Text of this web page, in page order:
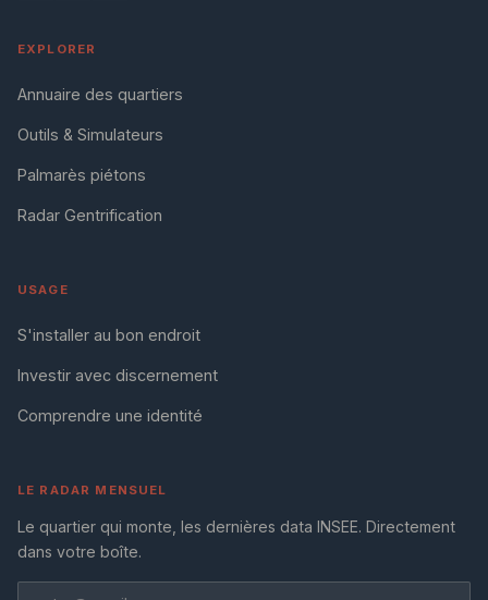
EXPLORER
Annuaire des quartiers
Outils & Simulateurs
Palmarès piétons
Radar Gentrification
USAGE
S'installer au bon endroit
Investir avec discernement
Comprendre une identité
LE RADAR MENSUEL
Le quartier qui monte, les dernières data INSEE. Directement
dans votre boîte.